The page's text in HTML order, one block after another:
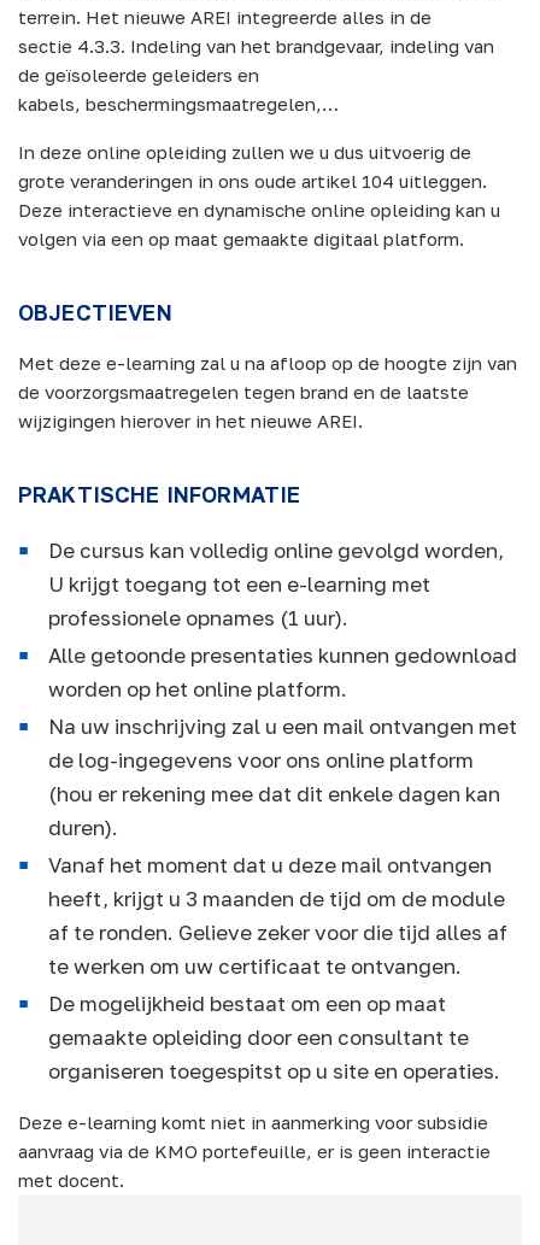
terrein. Het nieuwe AREI integreerde alles in de
sectie 4.3.3. Indeling van het brandgevaar, indeling van
de geïsoleerde geleiders en
kabels, beschermingsmaatregelen,…
In deze online opleiding zullen we u dus uitvoerig de
grote veranderingen in ons oude artikel 104 uitleggen.
Deze interactieve en dynamische online opleiding kan u
volgen via een op maat gemaakte digitaal platform.
OBJECTIEVEN
Met deze e-learning zal u na afloop op de hoogte zijn van
de voorzorgsmaatregelen tegen brand en de laatste
wijzigingen hierover in het nieuwe AREI.
PRAKTISCHE INFORMATIE
De cursus kan volledig online gevolgd worden,
U krijgt toegang tot een e-learning met
professionele opnames (1 uur).
Alle getoonde presentaties kunnen gedownload
worden op het online platform.
Na uw inschrijving zal u een mail ontvangen met
de log-ingegevens voor ons online platform
(hou er rekening mee dat dit enkele dagen kan
duren).
Vanaf het moment dat u deze mail ontvangen
heeft, krijgt u 3 maanden de tijd om de module
af te ronden. Gelieve zeker voor die tijd alles af
te werken om uw certificaat te ontvangen.
De mogelijkheid bestaat om een op maat
gemaakte opleiding door een consultant te
organiseren toegespitst op u site en operaties.
Deze e-learning komt niet in aanmerking voor subsidie
aanvraag via de KMO portefeuille, er is geen interactie
met docent.